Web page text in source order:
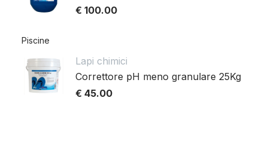
€ 100.00
Piscine
Lapi chimici
Correttore pH meno granulare 25Kg
€ 45.00